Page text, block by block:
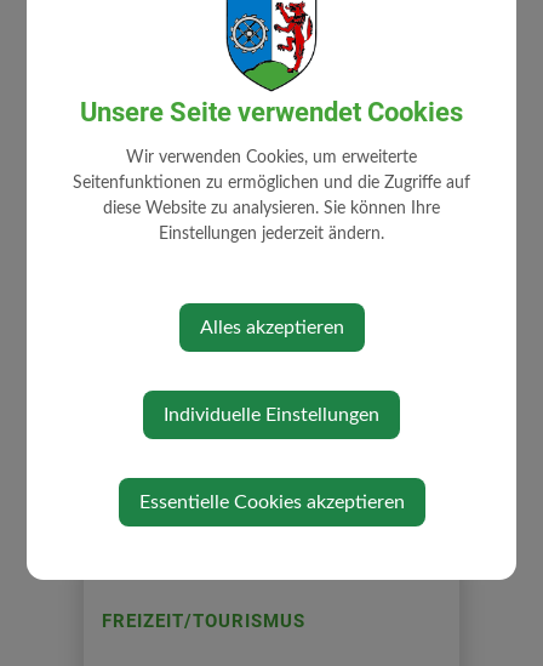
FREIZEIT/TOURISMUS
Unsere Seite verwendet Cookies
Wir verwenden Cookies, um erweiterte
Seitenfunktionen zu ermöglichen und die Zugriffe auf
diese Website zu analysieren. Sie können Ihre
Einstellungen jederzeit ändern.
Alles akzeptieren
Individuelle Einstellungen
Essentielle Cookies akzeptieren